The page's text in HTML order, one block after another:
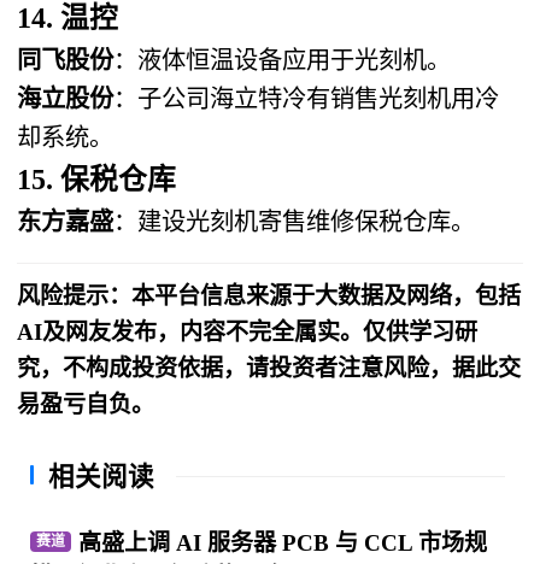
14. 温控
同飞股份：液体恒温设备应用于光刻机。
海立股份：子公司海立特冷有销售光刻机用冷
却系统。
15. 保税仓库
东方嘉盛：建设光刻机寄售维修保税仓库。
风险提示：本平台信息来源于大数据及网络，包括
AI及网友发布，内容不完全属实。仅供学习研
究，不构成投资依据，请投资者注意风险，据此交
易盈亏自负。
相关阅读
赛道
高盛上调 AI 服务器 PCB 与 CCL 市场规